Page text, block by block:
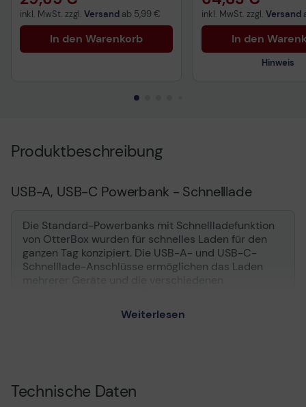
inkl. MwSt. zzgl. Versand ab 5,99 €
In den Warenkorb
inkl. MwSt. zzgl. Versand
In den
Hinweis
Produktbeschreibung
USB-A, USB-C Powerbank - Schnelllade
Die Standard-Powerbanks mit Schnellladefunktion
von OtterBox wurden für schnelles Laden für den
ganzen Tag konzipiert. Die USB-A- und USB-C-
Schnelllade-Anschlüsse ermöglichen das Laden
Weiterlesen
Technische Daten